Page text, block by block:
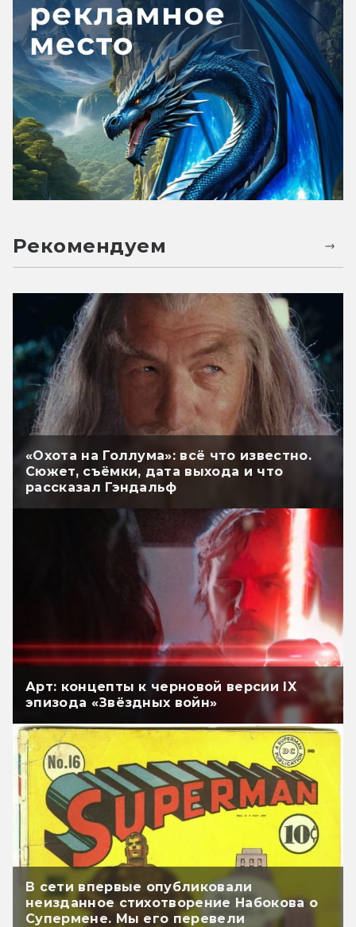
Рекомендуем
«Охота на Голлума»: всё что известно.
Сюжет, съёмки, дата выхода и что
рассказал Гэндальф
Арт: концепты к черновой версии IX
эпизода «Звёздных войн»
В сети впервые опубликовали
неизданное стихотворение Набокова о
Супермене. Мы его перевели